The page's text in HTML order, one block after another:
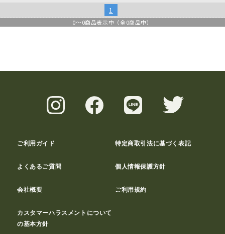
1
0～0商品表示中（全0商品中）
ご利用ガイド 特定商取引法に基づく表記
よくあるご質問 個人情報保護方針
会社概要 ご利用規約
カスタマーハラスメントについて
の基本方針